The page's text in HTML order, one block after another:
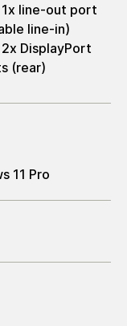
line-out port
line-in)
DisplayPort
(rear)
11 Pro